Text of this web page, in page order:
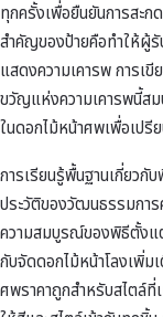
ทุกครั้งเพื่อยืนยันการสะ
สำคัญของป้ายคือทำให้ผู้รั
แสดงความเคารพ การเ
ขวัญแห่งความเคารพนี้ส
ในดอกไม้หน้าศพเพื่อเปรี
การเรียนรู้พื้นฐานเกี่ยวกับ
ประวัติของวัฒนธรรมการ
ความสมบูรณ์ของพิธีตั้งแ
กับจัดดอกไม้หน้าโลงเพิ่ม
ศพราคาถูกสำหรับสไตล์ที่